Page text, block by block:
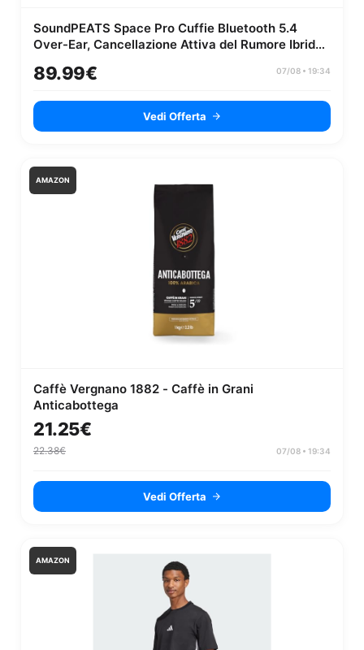
SoundPEATS Space Pro Cuffie Bluetooth 5.4
Over-Ear, Cancellazione Attiva del Rumore Ibrida,
89.99€ 07/08 • 19:34
Vedi Offerta
AMAZON
Caffè Vergnano 1882 - Caffè in Grani
Anticabottega
21.25€
22.38€ 07/08 • 19:34
Vedi Offerta
AMAZON